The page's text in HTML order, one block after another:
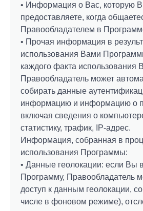
• Информация о Вас, которую
предоставляете, когда
Правообладателем в
• Прочая информация в
использования Вами
каждого факта
Правообладатель может
собирать данные
информацию и информацию о
включая сведения о
статистику, трафик, IP-адрес.
Информация, собранная в
использования Программы:
• Данные геолокации: если Вы
Программу, Правообладатель
доступ к данным геолокации,
числе в фоновом режиме),